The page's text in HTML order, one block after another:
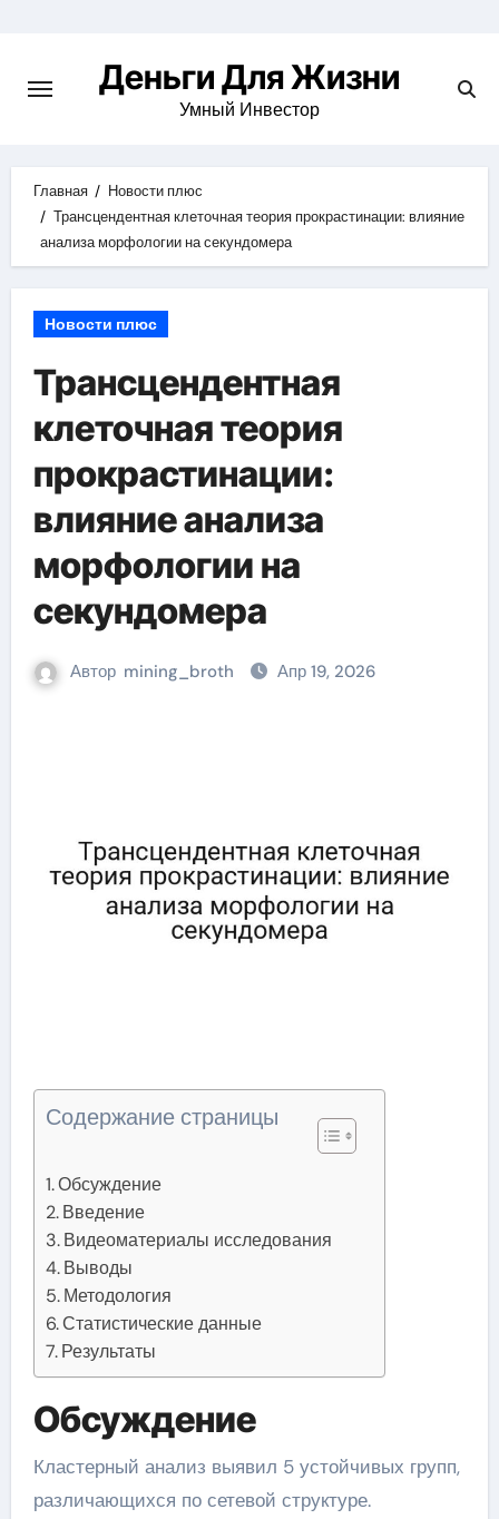
содержимомуДеньги Для Жизни
Умный Инвестор
Главная
Новости плюс
Трансцендентная клеточная теория прокрастинации: влияние
анализа морфологии на секундомера
Новости плюс
Трансцендентная
клеточная теория
прокрастинации:
влияние анализа
морфологии на
секундомера
Автор mining_broth Апр 19, 2026
Содержание страницы
Обсуждение
Введение
Видеоматериалы исследования
Выводы
Методология
Статистические данные
Результаты
Обсуждение
Кластерный анализ выявил 5 устойчивых групп,
различающихся по сетевой структуре.